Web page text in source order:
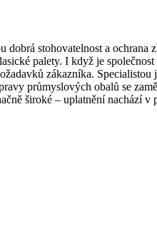
stohovatelnost a
palety. I když je
zákazníka.
průmyslových obalů se
široké – uplatnění nachází